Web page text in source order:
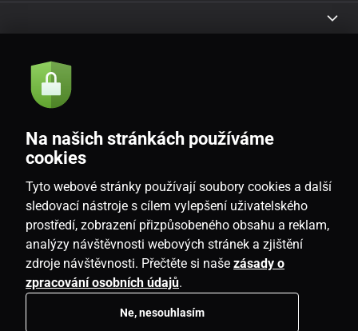
Akce a novinky e-mailem
Souhlasím sezásadami zpracování osobních údajů
CZ
Na našich stránkách používáme
cookies
Tyto webové stránky používají soubory cookies a další
sledovací nástroje s cílem vylepšení uživatelského
prostředí, zobrazení přizpůsobeného obsahu a reklam,
analýzy návštěvnosti webových stránek a zjištění
zdroje návštěvnosti. Přečtěte si naše zásady o
zpracování osobních údajů.
Ne, nesouhlasím